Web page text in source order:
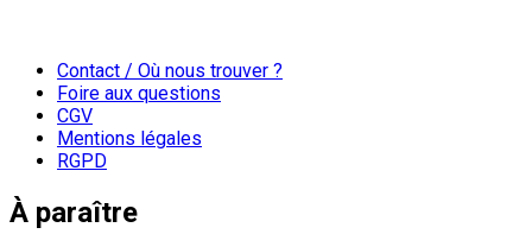
Contact / Où nous trouver ?
Foire aux questions
CGV
Mentions légales
RGPD
À paraître